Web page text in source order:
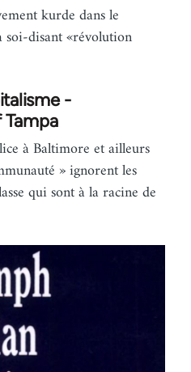
kurde dans le
disant «révolution
-
à Baltimore et ailleurs
» ignorent les
qui sont à la racine de